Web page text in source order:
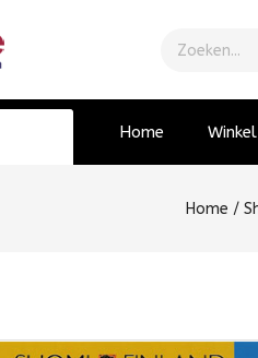
Home Winkel
Home /